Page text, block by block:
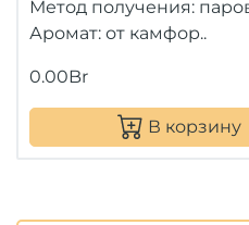
Метод получения:
Аромат: от камфор..
0.00Br
В корзину